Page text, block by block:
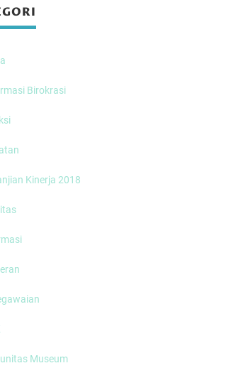
Birokrasi
Kinerja 2018
Museum